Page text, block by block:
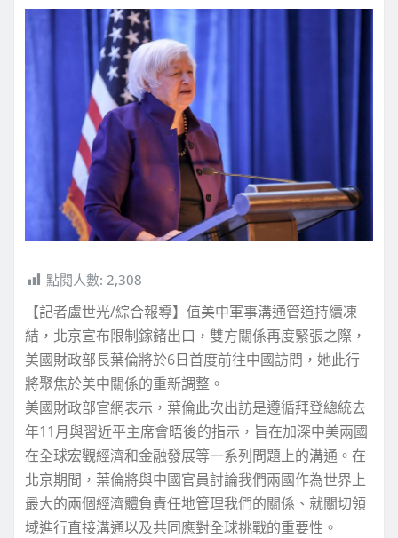
點閱人數: 2,308
【記者盧世光/綜合報導】值美中軍事溝通管道持續凍
結，北京宣布限制鎵鍺出口，雙方關係再度緊張之際，
美國財政部長葉倫將於6日首度前往中國訪問，她此行
將聚焦於美中關係的重新調整。
美國財政部官網表示，葉倫此次出訪是遵循拜登總統去
年11月與習近平主席會晤後的指示，旨在加深中美兩國
在全球宏觀經濟和金融發展等一系列問題上的溝通。在
北京期間，葉倫將與中國官員討論我們兩國作為世界上
最大的兩個經濟體負責任地管理我們的關係、就關切領
域進行直接溝通以及共同應對全球挑戰的重要性。